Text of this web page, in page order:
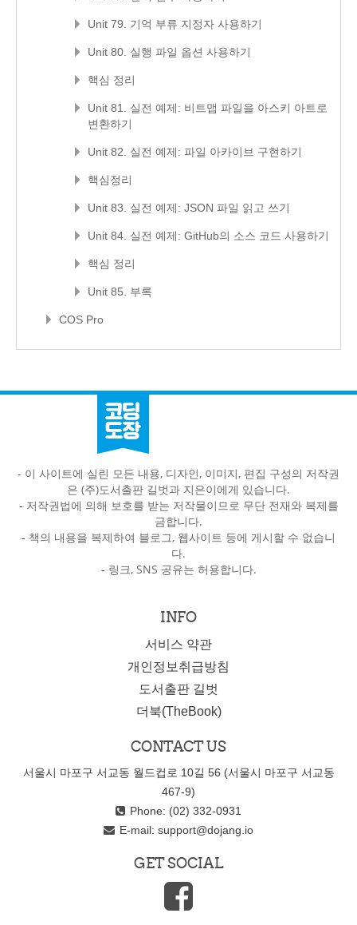
Unit 79. 기억 부류 지정자 사용하기
Unit 80. 실행 파일 옵션 사용하기
핵심 정리
Unit 81. 실전 예제: 비트맵 파일을 아스키 아트로
변환하기
Unit 82. 실전 예제: 파일 아카이브 구현하기
핵심정리
Unit 83. 실전 예제: JSON 파일 읽고 쓰기
Unit 84. 실전 예제: GitHub의 소스 코드 사용하기
핵심 정리
Unit 85. 부록
COS Pro
- 이 사이트에 실린 모든 내용, 디자인, 이미지, 편집 구성의 저작권
은 (주)도서출판 길벗과 지은이에게 있습니다.
- 저작권법에 의해 보호를 받는 저작물이므로 무단 전재와 복제를
금합니다.
- 책의 내용을 복제하여 블로그, 웹사이트 등에 게시할 수 없습니
다.
- 링크, SNS 공유는 허용합니다.
INFO
서비스 약관
개인정보취급방침
도서출판 길벗
더북(TheBook)
CONTACT US
서울시 마포구 서교동 월드컵로 10길 56 (서울시 마포구 서교동
467-9)
Phone: (02) 332-0931
E-mail: support@dojang.io
GET SOCIAL